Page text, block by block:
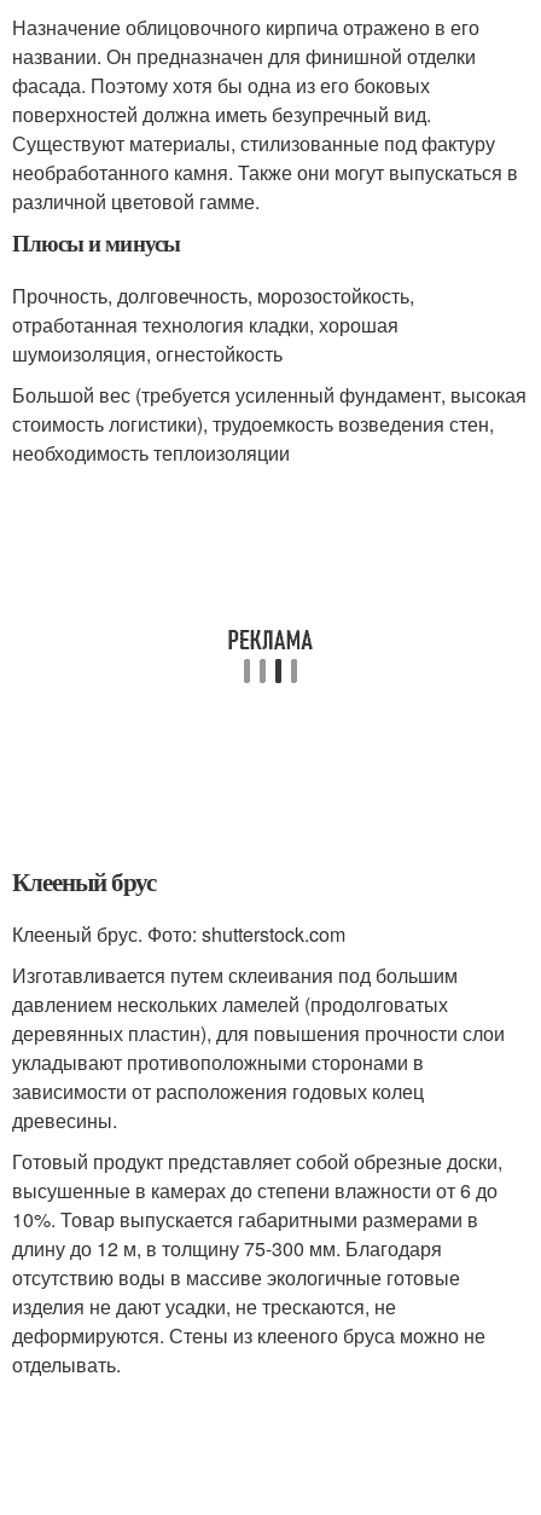
Назначение облицовочного кирпича отражено в его
названии. Он предназначен для финишной отделки
фасада. Поэтому хотя бы одна из его боковых
поверхностей должна иметь безупречный вид.
Существуют материалы, стилизованные под фактуру
необработанного камня. Также они могут выпускаться в
различной цветовой гамме.
Плюсы и минусы
Прочность, долговечность, морозостойкость,
отработанная технология кладки, хорошая
шумоизоляция, огнестойкость
Большой вес (требуется усиленный фундамент, высокая
стоимость логистики), трудоемкость возведения стен,
необходимость теплоизоляции
Клееный брус
Клееный брус. Фото: shutterstock.com
Изготавливается путем склеивания под большим
давлением нескольких ламелей (продолговатых
деревянных пластин), для повышения прочности слои
укладывают противоположными сторонами в
зависимости от расположения годовых колец
древесины.
Готовый продукт представляет собой обрезные доски,
высушенные в камерах до степени влажности от 6 до
10%. Товар выпускается габаритными размерами в
длину до 12 м, в толщину 75-300 мм. Благодаря
отсутствию воды в массиве экологичные готовые
изделия не дают усадки, не трескаются, не
деформируются. Стены из клееного бруса можно не
отделывать.